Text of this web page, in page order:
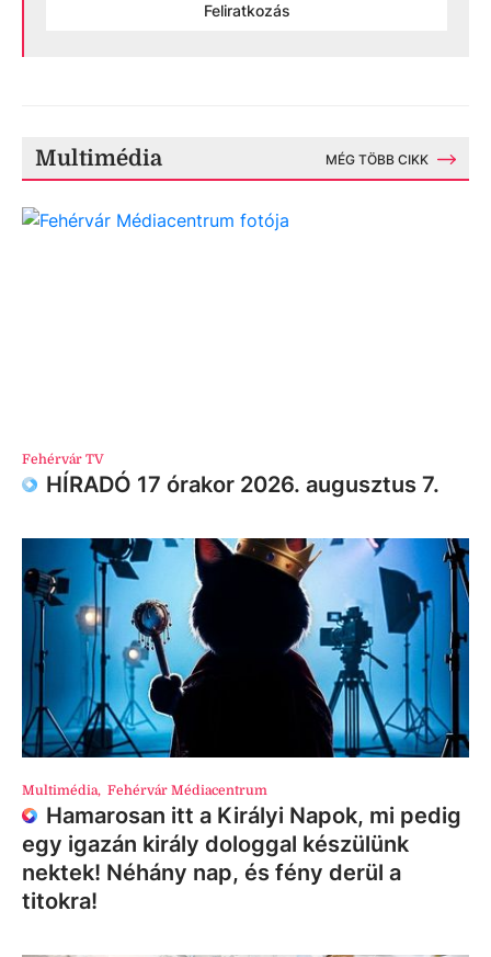
Feliratkozás
Multimédia MÉG TÖBB CIKK
Fehérvár TV
HÍRADÓ 17 órakor 2026. augusztus 7.
Multimédia, Fehérvár Médiacentrum
Hamarosan itt a Királyi Napok, mi pedig
egy igazán király dologgal készülünk
nektek! Néhány nap, és fény derül a
titokra!